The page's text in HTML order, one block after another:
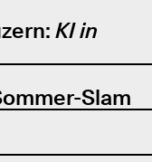
KI in
Slam